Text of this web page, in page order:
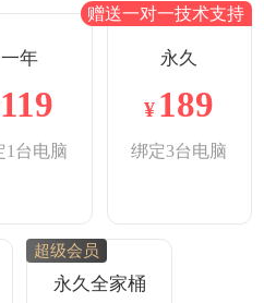
一年
119
1台电脑
赠送一对一技术支持
永久
¥ 189
绑定3台电脑
超级会员
永久全家桶